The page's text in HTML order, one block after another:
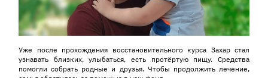
Уже после прохождения восстановительного курса Захар стал
узнавать близких, улыбаться, есть протёртую пищу. Средства
помогли собрать родные и друзья. Чтобы продолжить лечение,